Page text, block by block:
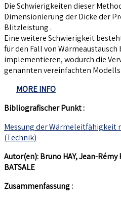
Die Schwierigkeiten dieser
Dimensionierung der Dicke der
Blitzleistung .
Eine weitere Schwierigkeit
für den Fall von
implementieren, wodurch die
genannten vereinfachten
MORE INFO
Bibliografischer Punkt :
Messung der Wärmeleitfähigkeit
(Technik)
Autor(en): Bruno HAY, Jean-
BATSALE
Zusammenfassung :